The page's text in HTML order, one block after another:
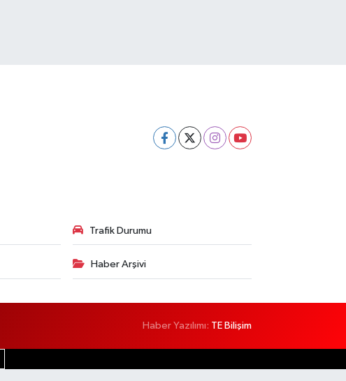
Trafik Durumu
Haber Arşivi
Haber Yazılımı: TE Bilişim